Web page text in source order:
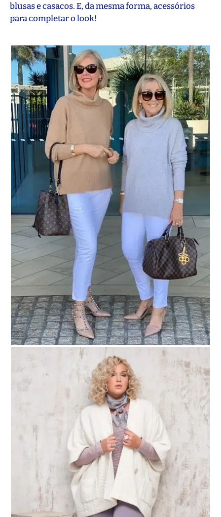
blusas e casacos. E, da mesma forma, acessórios
para completar o look!